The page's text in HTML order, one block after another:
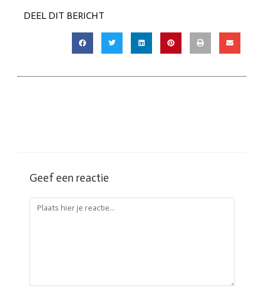
DEEL DIT BERICHT
Geef een reactie